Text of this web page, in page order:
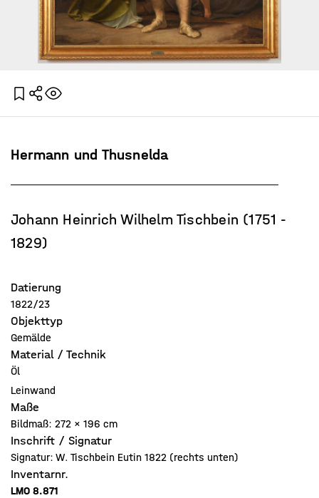
Hermann und Thusnelda
Johann Heinrich Wilhelm Tischbein (1751 -
1829)
Datierung
1822/23
Objekttyp
Gemälde
Material / Technik
Öl
Leinwand
Maße
Bildmaß: 272 x 196 cm
Inschrift / Signatur
Signatur: W. Tischbein Eutin 1822 (rechts unten)
Inventarnr.
LMO 8.871